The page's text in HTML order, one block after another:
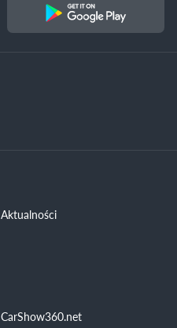
Aktualności
CarShow360.net